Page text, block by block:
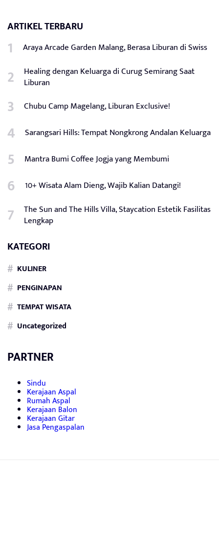
ARTIKEL TERBARU
Araya Arcade Garden Malang, Berasa Liburan di Swiss
Healing dengan Keluarga di Curug Semirang Saat
Liburan
Chubu Camp Magelang, Liburan Exclusive!
Sarangsari Hills: Tempat Nongkrong Andalan Keluarga
Mantra Bumi Coffee Jogja yang Membumi
10+ Wisata Alam Dieng, Wajib Kalian Datangi!
The Sun and The Hills Villa, Staycation Estetik Fasilitas
Lengkap
KATEGORI
KULINER
PENGINAPAN
TEMPAT WISATA
Uncategorized
PARTNER
Sindu
Kerajaan Aspal
Rumah Aspal
Kerajaan Balon
Kerajaan Gitar
Jasa Pengaspalan